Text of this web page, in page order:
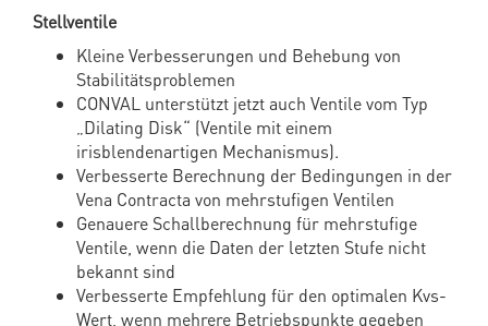
Stellventile
Kleine Verbesserungen und Behebung von
Stabilitätsproblemen
CONVAL unterstützt jetzt auch Ventile vom Typ
„Dilating Disk“ (Ventile mit einem
irisblendenartigen Mechanismus).
Verbesserte Berechnung der Bedingungen in der
Vena Contracta von mehrstufigen Ventilen
Genauere Schallberechnung für mehrstufige
Ventile, wenn die Daten der letzten Stufe nicht
bekannt sind
Verbesserte Empfehlung für den optimalen Kvs-
Wert, wenn mehrere Betriebspunkte gegeben